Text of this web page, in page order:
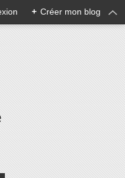
+ Créer mon blog